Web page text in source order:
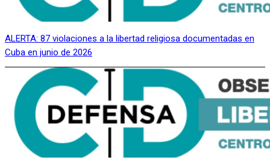
ALERTA: 87 violaciones a la libertad religiosa documentadas en
Cuba en junio de 2026